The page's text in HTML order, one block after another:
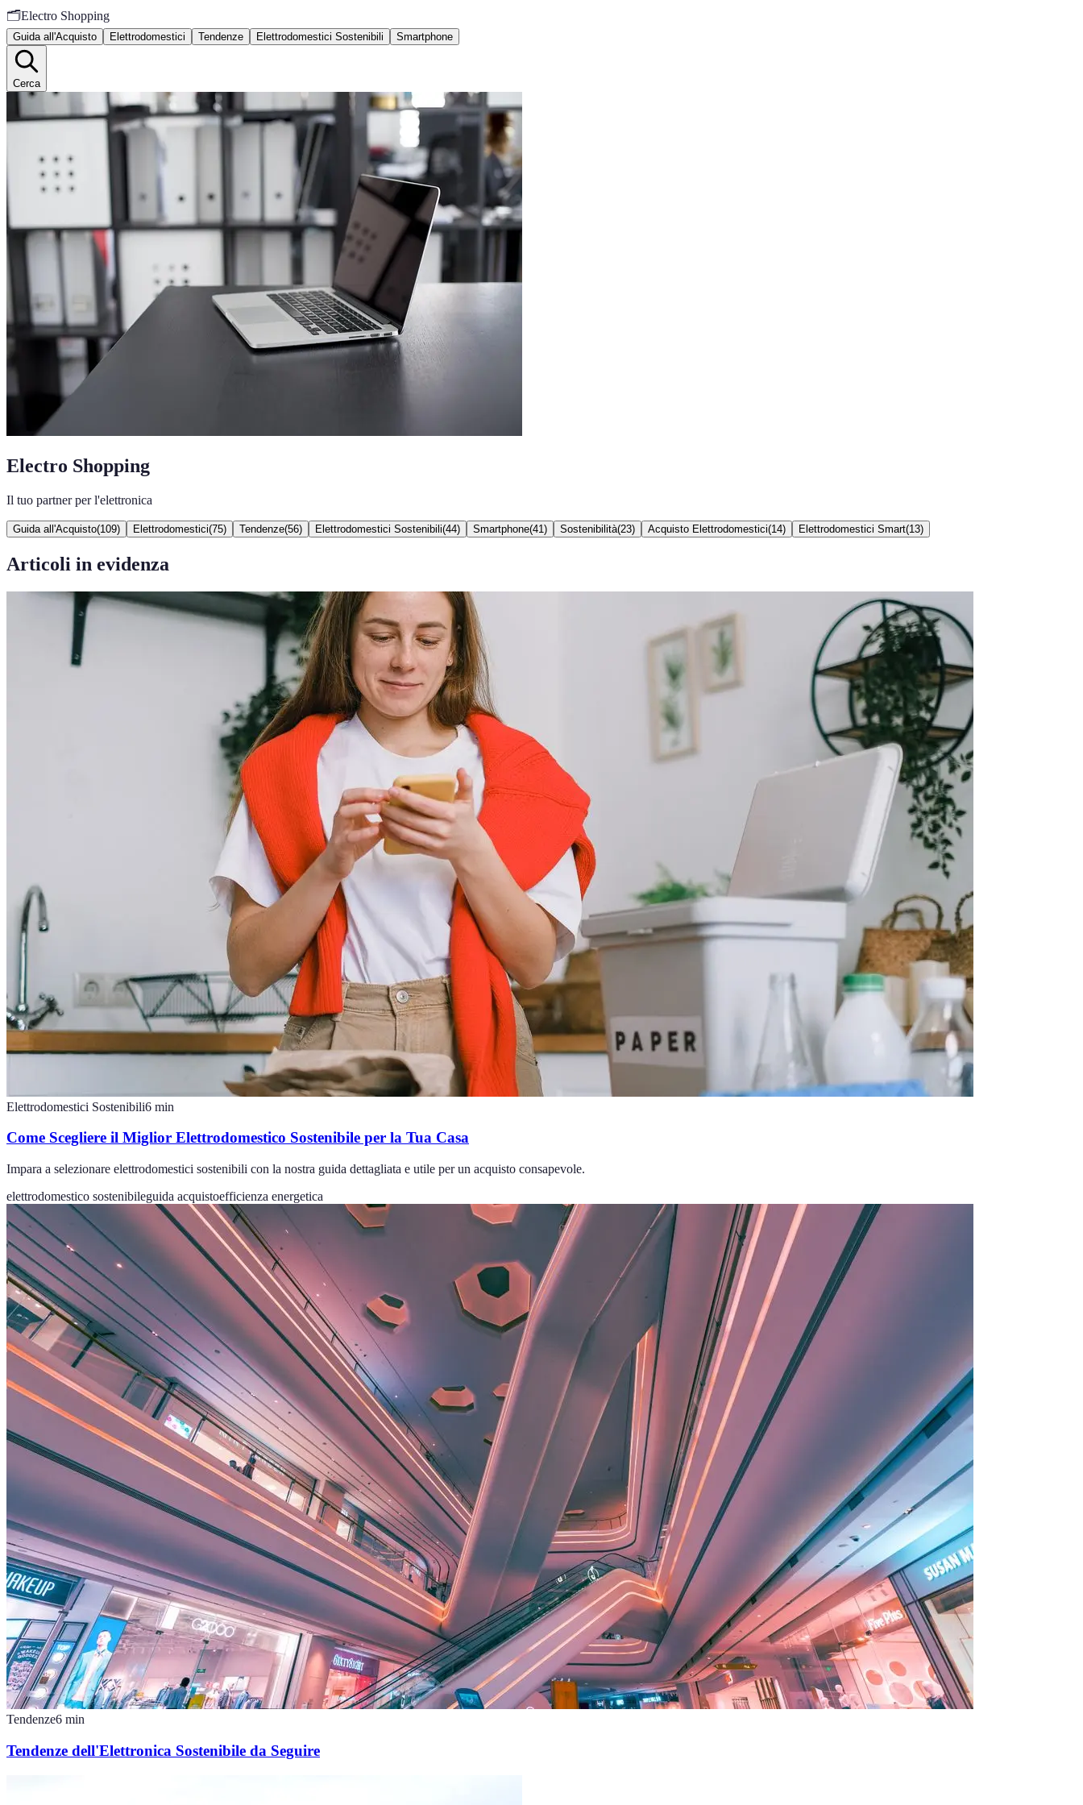
🗂️Electro Shopping
Guida all'Acquisto Elettrodomestici Tendenze Elettrodomestici Sostenibili Smartphone
Cerca
Electro Shopping
Il tuo partner per l'elettronica
Guida all'Acquisto(109) Elettrodomestici(75) Tendenze(56) Elettrodomestici Sostenibili(44) Smartphone(41 ) Sostenibilità(23) Acquisto Elettrodomestici(14) Elettrodomestici Smart(13)
Articoli in evidenza
Elettrodomestici Sostenibili6 min
Come Scegliere il Miglior Elettrodomestico Sostenibile per la Tua Casa
Impara a selezionare elettrodomestici sostenibili con la nostra guida dettagliata e utile per un acquisto consapevole.
elettrodomestico sostenibileguida acquistoefficienza energetica
Tendenze6 min
Tendenze dell'Elettronica Sostenibile da Seguire